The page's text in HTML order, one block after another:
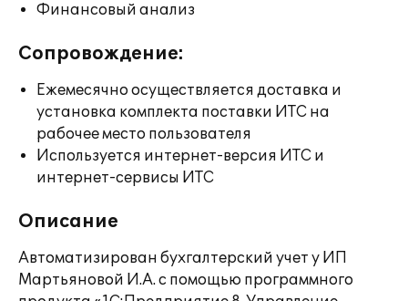
Финансовый анализ
Сопровождение:
Ежемесячно осуществляется доставка и
установка комплекта поставки ИТС на
рабочее место пользователя
Используется интернет-версия ИТС и
интернет-сервисы ИТС
Описание
Автоматизирован бухгалтерский учет у ИП
Мартьяновой И.А. с помощью программного